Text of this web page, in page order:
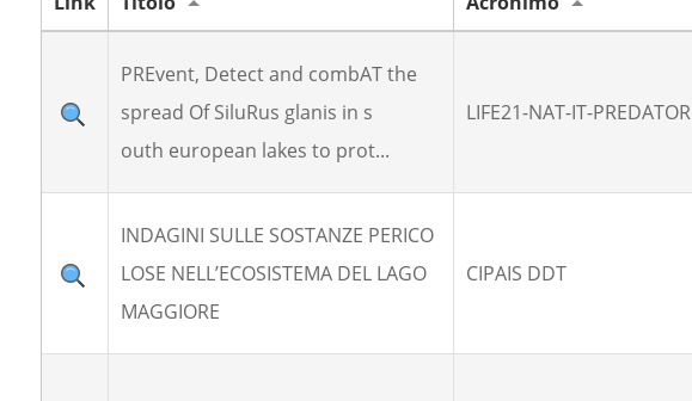
PREvent, Detect and combAT the
spread Of SiluRus glanis in s
outh european lakes to prot...
LIFE21-NAT-IT-PREDATOR
INDAGINI SULLE SOSTANZE PERICO
LOSE NELL’ECOSISTEMA DEL LAGO
MAGGIORE
CIPAIS DDT